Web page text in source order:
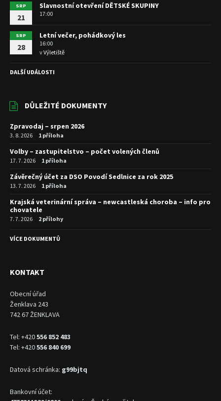
SRP
21
Slavnostní otevření DĚTSKÉ SKUPINY
17:00
SRP
28
Letní večer, pohádkový les
16:00
vVýletiště
DALŠÍ UDÁLOSTI
DŮLEŽITÉ DOKUMENTY
Zpravodaj – srpen 2026
3. 8. 2026 1 příloha
Volby – zastupitelstvo – počet volených členů
17. 7. 2026 1 příloha
Závěrečný účet za DSO Povodí Sedlnice za rok 2025
13. 7. 2026 1 příloha
Krajská veterinární správa – newcastleská choroba – info pro
chovatele
7. 7. 2026 2 přílohy
VÍCE DOKUMENTŮ
KONTAKT
Obecní úřad
Ženklava 243
742 67 ŽENKLAVA
Tel: +420556 852 483
Tel: +420556 840 699
Datová schránka: g99bjtq
Bankovní účet: